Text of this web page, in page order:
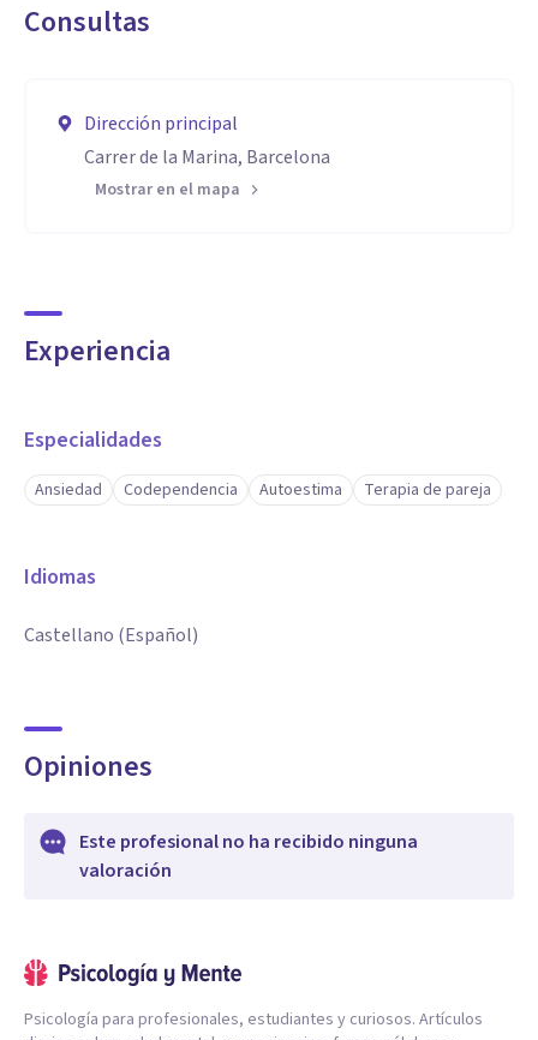
Consultas
Dirección principal
Carrer de la Marina, Barcelona
Mostrar en el mapa
Experiencia
Especialidades
Ansiedad Codependencia Autoestima Terapia de pareja
Idiomas
Castellano (Español)
Opiniones
Este profesional no ha recibido ninguna
valoración
Psicología para profesionales, estudiantes y curiosos. Artículos